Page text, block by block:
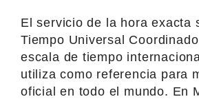
El servicio de la hora exacta
Tiempo Universal
escala de tiempo
utiliza como referencia para
oficial en todo el mundo. En